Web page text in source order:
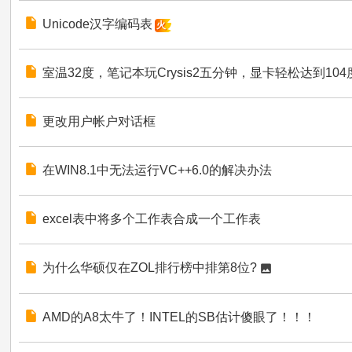
Unicode汉字编码表 火
室温32度，笔记本玩Crysis2五分钟，显卡轻松达到104
更改用户帐户对话框
在WIN8.1中无法运行VC++6.0的解决办法
excel表中将多个工作表合成一个工作表
为什么华硕仅在ZOL排行榜中排第8位?
AMD的A8太牛了！INTEL的SB估计傻眼了！！！